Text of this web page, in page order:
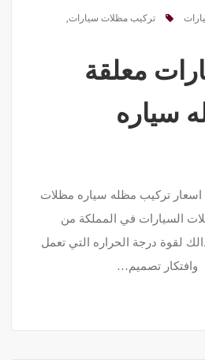
تركيب مظلات سيارات,
معلقة
سياره
تركيب مظله سياره مظلات
السيارات في المملكة من
لقوة درجة الحراره التي تعمل
وافتكار تصميم…